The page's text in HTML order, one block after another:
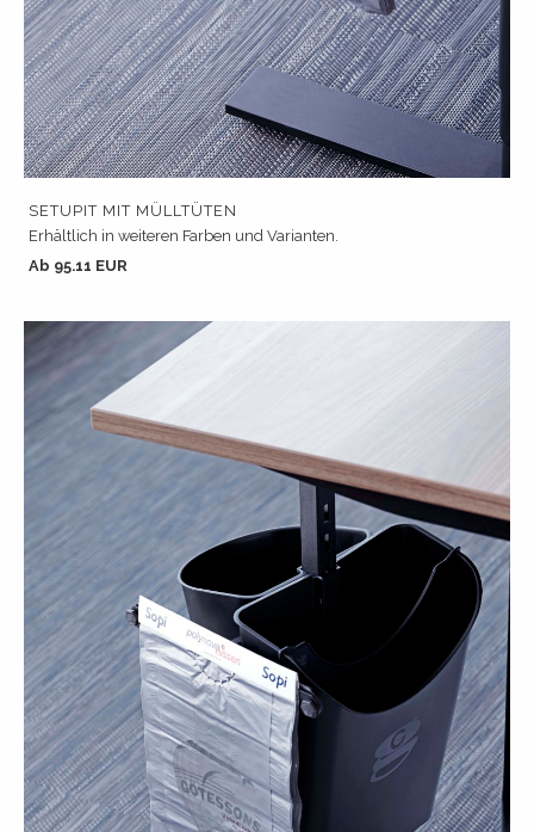
SETUPIT MIT MÜLLTÜTEN
Erhältlich in weiteren Farben und Varianten.
Ab 95.11 EUR